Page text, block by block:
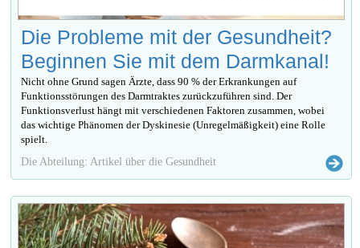
Die Probleme mit der Gesundheit?
Beginnen Sie mit dem Darmkanal!
Nicht ohne Grund sagen Ärzte, dass 90 % der Erkrankungen auf
Funktionsstörungen des Darmtraktes zurückzuführen sind. Der
Funktionsverlust hängt mit verschiedenen Faktoren zusammen, wobei
das wichtige Phänomen der Dyskinesie (Unregelmäßigkeit) eine Rolle
spielt.
Die Abteilung: Artikel über die Gesundheit